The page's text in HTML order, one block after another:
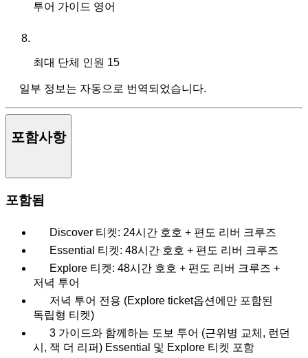
투어 가이드 영어
최대 단체 인원 15
일부 정보는 자동으로 번역되었습니다.
포함사항
포함됨
Discover 티켓: 24시간 호호 + 편도 리버 크루즈
Essential 티켓: 48시간 호호 + 편도 리버 크루즈
Explore 티켓: 48시간 호호 + 편도 리버 크루즈 +
저녁 투어
저녁 투어 전용 (Explore ticket옵션에만 포함된
독립형 티켓)
3 가이드와 함께하는 도보 투어 (근위병 교체, 런던
시, 잭 더 리퍼) Essential 및 Explore 티켓 포함